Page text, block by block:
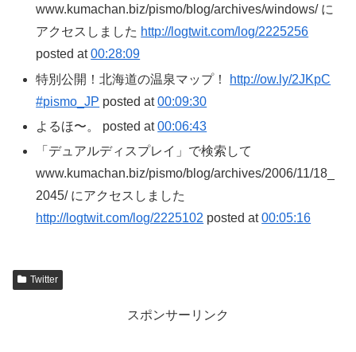
www.kumachan.biz/pismo/blog/archives/windows/ に
アクセスしました http://logtwit.com/log/2225256
posted at00:28:09
特別公開！北海道の温泉マップ！
http://ow.ly/2JKpC
#pismo_JP posted at00:09:30
よるほ〜。 posted at00:06:43
「デュアルディスプレイ」で検索して
www.kumachan.biz/pismo/blog/archives/2006/11/18_
2045/ にアクセスしました
http://logtwit.com/log/2225102 posted at00:05:16
Twitter
スポンサーリンク